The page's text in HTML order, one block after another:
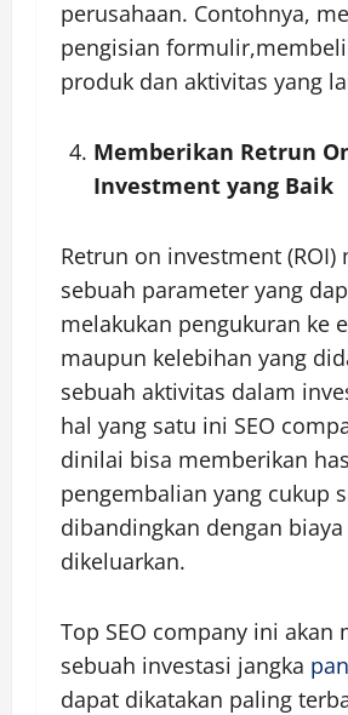
perusahaan. Contohnya,
pengisian
produk dan aktivitas yang
Memberikan Retrun
Investment yang Baik
Retrun on investment (ROI)
sebuah parameter yang
melakukan pengukuran ke
maupun kelebihan yang
sebuah aktivitas dalam
hal yang satu ini SEO
dinilai bisa memberikan
pengembalian yang cukup
dibandingkan dengan biaya
dikeluarkan.
Top SEO company ini akan
sebuah investasi jangka
dapat dikatakan paling